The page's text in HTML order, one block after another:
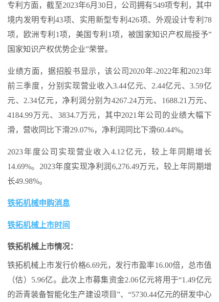
专利方面，截至2023年6月30日，公司拥有549项专利，其中
境内发明专利43项、实用新型专利426项、外观设计专利78
项，欧洲专利1项，美国专利1项，被国家知识产权局授予”
国家知识产权优势企业”荣誉。
业绩方面，据招股书显示，该公司2020年-2022年和2023年
前三季度，分别实现营业收入3.44亿元、2.44亿元、3.59亿
元、2.34亿元，净利润分别为4267.24万元、1688.21万元、
4184.99万元、3834.7万元，其中2021年公司的业绩大幅下
滑，营收同比下滑29.07%，净利润同比下滑60.44%。
2023年度公司实现营业收入4.12亿元，较上年同期增长
14.69%。2023年度实现净利润6,276.49万元，较上年同期增
长49.98%。
铁拓机械申购消息
铁拓机械上市时间
铁拓机械上市情况：
铁拓机械上市发行价格6.69元，发行市盈率16.00倍，总市值
（估）5.96亿。此次上市募集资金2.06亿元将用于“1.49亿元
的沥青装备智能化生产建设项目”、“5730.44亿元的研发中心